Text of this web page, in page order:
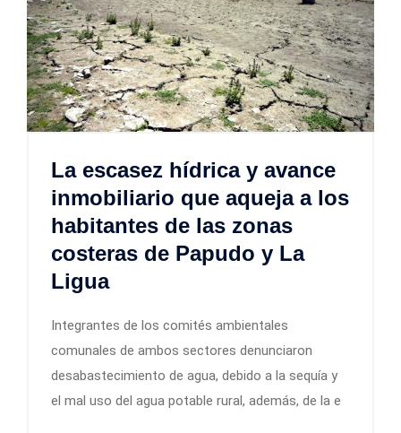
La escasez hídrica y avance
inmobiliario que aqueja a los
habitantes de las zonas
costeras de Papudo y La
Ligua
Integrantes de los comités ambientales
comunales de ambos sectores denunciaron
desabastecimiento de agua, debido a la sequía y
el mal uso del agua potable rural, además, de la e